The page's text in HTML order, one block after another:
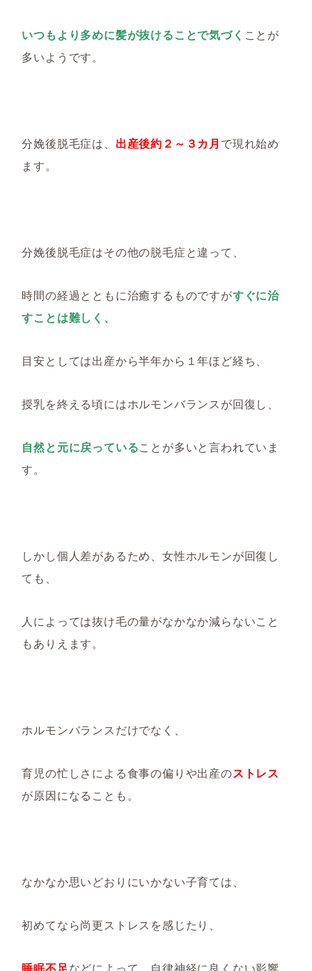
いつもより多めに髪が抜けることで気づく ことが
多いようです。
分娩後脱毛症は、 出産後約２～３カ月で現れ始め
ます。
分娩後脱毛症はその他の脱毛症と違って、
時間の経過とともに治癒するものですがすぐに治
すことは難しく、
目安としては出産から半年から１年ほど経ち、
授乳を終える頃にはホルモンバランスが回復し、
自然と元に戻っていることが多いと言われていま
す。
しかし個人差があるため、女性ホルモンが回復し
ても、
人によっては抜け毛の量がなかなか減らないこと
もありえます。
ホルモンバランスだけでなく、
育児の忙しさによる食事の偏りや出産のストレス
が原因になることも。
なかなか思いどおりにいかない子育ては、
初めてなら尚更ストレスを感じたり、